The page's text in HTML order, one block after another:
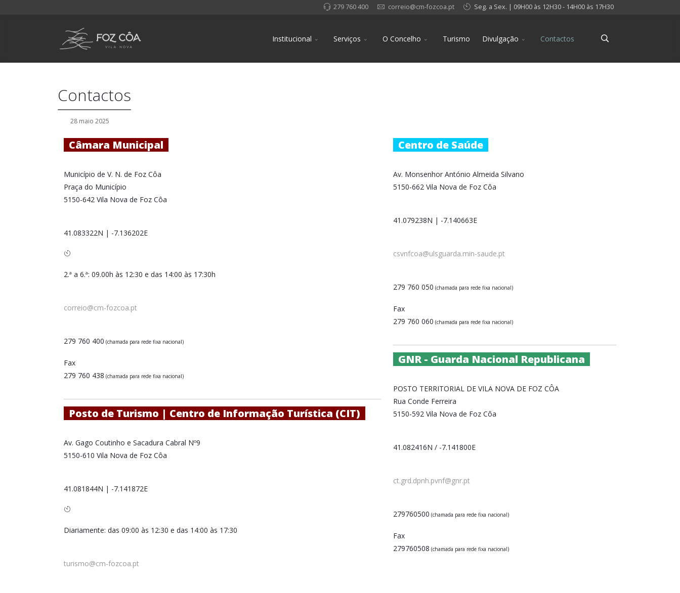
279 760 400 correio@cm-fozcoa.pt Seg. a Sex. | 09H00 às 12H30 - 14H00 às 17H30
Institucional Serviços O Concelho Turismo Divulgação Contactos
Contactos
28 maio 2025
Câmara Municipal
Município de V. N. de Foz Côa
Praça do Município
5150-642 Vila Nova de Foz Côa
41.083322N | -7.136202E
2.ª a 6.ª: 09.00h às 12:30 e das 14:00 às 17:30h
correio@cm-fozcoa.pt
279 760 400 (chamada para rede fixa nacional)
Fax
279 760 438 (chamada para rede fixa nacional)
Posto de Turismo | Centro de Informação Turística (CIT)
Av. Gago Coutinho e Sacadura Cabral Nº9
5150-610 Vila Nova de Foz Côa
41.081844N | -7.141872E
Diariamente: das 09:00 às 12:30 e das 14:00 às 17:30
turismo@cm-fozcoa.pt
Centro de Saúde
Av. Monsenhor António Almeida Silvano
5150-662 Vila Nova de Foz Côa
41.079238N | -7.140663E
csvnfcoa@ulsguarda.min-saude.pt
279 760 050 (chamada para rede fixa nacional)
Fax
279 760 060 (chamada para rede fixa nacional)
GNR - Guarda Nacional Republicana
POSTO TERRITORIAL DE VILA NOVA DE FOZ CÔA
Rua Conde Ferreira
5150-592 Vila Nova de Foz Côa
41.082416N / -7.141800E
ct.grd.dpnh.pvnf@gnr.pt
279760500 (chamada para rede fixa nacional)
Fax
279760508 (chamada para rede fixa nacional)